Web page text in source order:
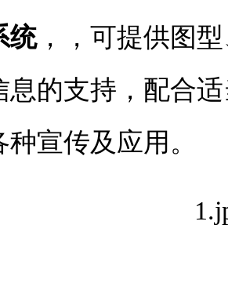
统，，可提供图
息的支持，配合
宣传及应用。